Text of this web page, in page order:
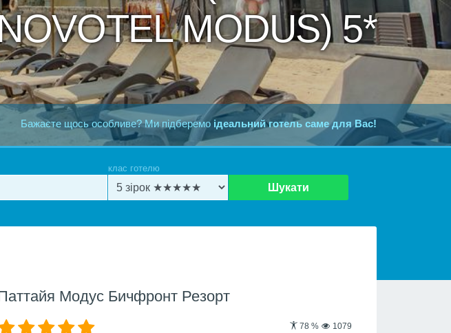
MODUS) 5*
Бажаєте щось особливе? Ми підберемо ідеальний готель саме для Вас!
клас готелю
Шукати
Модус Бичфронт Резорт
78 % 1079